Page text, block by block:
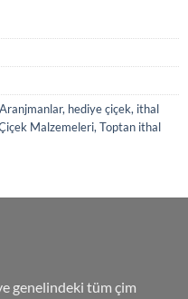
hediye çiçek, ithal
Malzemeleri, Toptan ithal
genelindeki tüm çim